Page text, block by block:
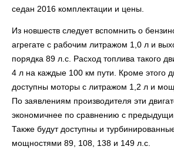
седан 2016 комплектации и цены.
Из новшеств следует вспомнить о
агрегате с рабочим литражом 1,0 л и
порядка 89 л.с. Расход топлива такого
4 л на каждые 100 км пути. Кроме этого
доступны моторы с литражом 1,2 л и
По заявлениям производителя эти
экономичнее по сравнению с
Также будут доступны и
мощностями 89, 108, 138 и 149 л.с.